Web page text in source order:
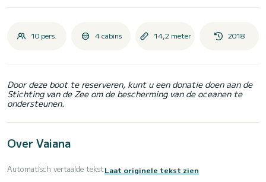
10 pers. 4 cabins 14,2 meter 2018
Door deze boot te reserveren, kunt u een donatie doen aan de
Stichting van de Zee om de bescherming van de oceanen te
ondersteunen.
Over Vaiana
Automatisch vertaalde tekstLaat originele tekst zien